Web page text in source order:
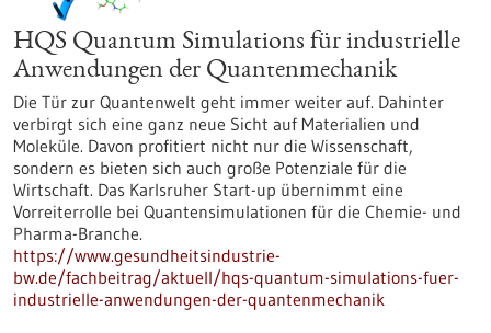
HQS Quantum Simulations für industrielle
Anwendungen der Quantenmechanik
Die Tür zur Quantenwelt geht immer weiter auf. Dahinter
verbirgt sich eine ganz neue Sicht auf Materialien und
Moleküle. Davon profitiert nicht nur die Wissenschaft,
sondern es bieten sich auch große Potenziale für die
Wirtschaft. Das Karlsruher Start-up übernimmt eine
Vorreiterrolle bei Quantensimulationen für die Chemie- und
Pharma-Branche.
https://www.gesundheitsindustrie-
bw.de/fachbeitrag/aktuell/hqs-quantum-simulations-fuer-
industrielle-anwendungen-der-quantenmechanik